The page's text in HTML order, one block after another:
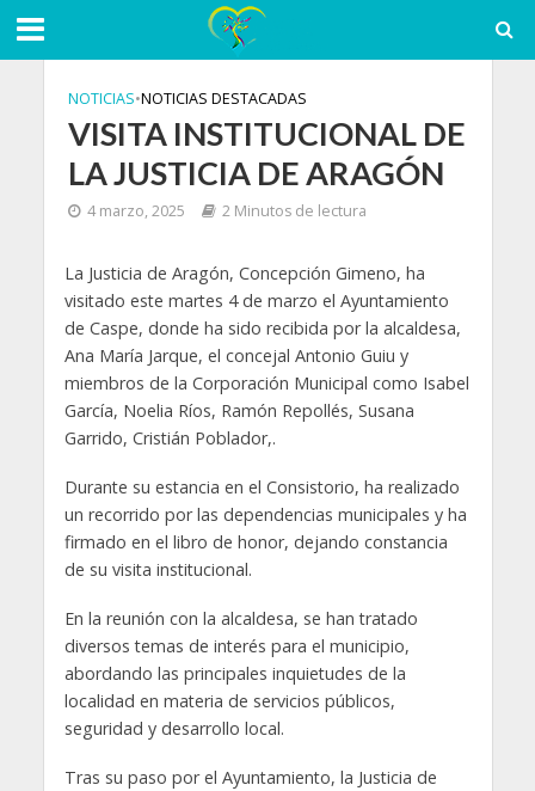
NOTICIAS•NOTICIAS DESTACADAS
VISITA INSTITUCIONAL DE
LA JUSTICIA DE ARAGÓN
4 marzo, 2025 2 Minutos de lectura
La Justicia de Aragón, Concepción Gimeno, ha
visitado este martes 4 de marzo el Ayuntamiento
de Caspe, donde ha sido recibida por la alcaldesa,
Ana María Jarque, el concejal Antonio Guiu y
miembros de la Corporación Municipal como Isabel
García, Noelia Ríos, Ramón Repollés, Susana
Garrido, Cristián Poblador,.
Durante su estancia en el Consistorio, ha realizado
un recorrido por las dependencias municipales y ha
firmado en el libro de honor, dejando constancia
de su visita institucional.
En la reunión con la alcaldesa, se han tratado
diversos temas de interés para el municipio,
abordando las principales inquietudes de la
localidad en materia de servicios públicos,
seguridad y desarrollo local.
Tras su paso por el Ayuntamiento, la Justicia de